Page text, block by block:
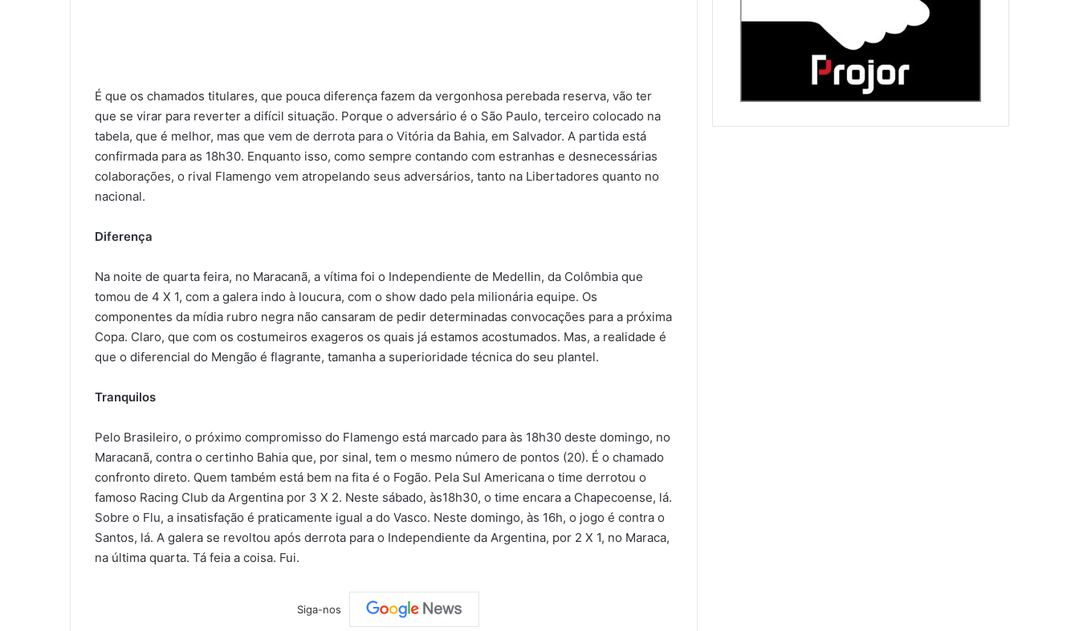
É que os chamados titulares, que pouca diferença fazem da vergonhosa perebada reserva, vão ter
que se virar para reverter a difícil situação. Porque o adversário é o São Paulo, terceiro colocado na
tabela, que é melhor, mas que vem de derrota para o Vitória da Bahia, em Salvador. A partida está
confirmada para as 18h30. Enquanto isso, como sempre contando com estranhas e desnecessárias
colaborações, o rival Flamengo vem atropelando seus adversários, tanto na Libertadores quanto no
nacional.
Diferença
Na noite de quarta feira, no Maracanã, a vítima foi o Independiente de Medellin, da Colômbia que
tomou de 4 X 1, com a galera indo à loucura, com o show dado pela milionária equipe. Os
componentes da mídia rubro negra não cansaram de pedir determinadas convocações para a próxima
Copa. Claro, que com os costumeiros exageros os quais já estamos acostumados. Mas, a realidade é
que o diferencial do Mengão é flagrante, tamanha a superioridade técnica do seu plantel.
Tranquilos
Pelo Brasileiro, o próximo compromisso do Flamengo está marcado para às 18h30 deste domingo, no
Maracanã, contra o certinho Bahia que, por sinal, tem o mesmo número de pontos (20). É o chamado
confronto direto. Quem também está bem na fita é o Fogão. Pela Sul Americana o time derrotou o
famoso Racing Club da Argentina por 3 X 2. Neste sábado, às18h30, o time encara a Chapecoense, lá.
Sobre o Flu, a insatisfação é praticamente igual a do Vasco. Neste domingo, às 16h, o jogo é contra o
Santos, lá. A galera se revoltou após derrota para o Independiente da Argentina, por 2 X 1, no Maraca,
na última quarta. Tá feia a coisa. Fui.
Siga-nos